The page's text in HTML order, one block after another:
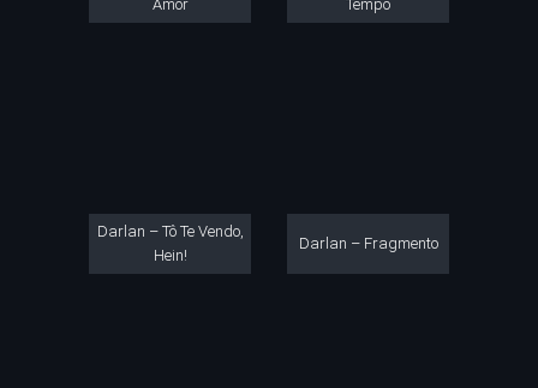
Amor
Tempo
Darlan – Tô Te Vendo,
Hein!
Darlan – Fragmento